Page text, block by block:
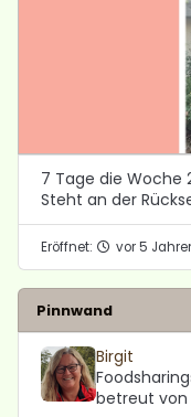
7 Tage die
Steht an der
Eröffnet: vor 5
Pinnwand
Birgit
betreut von